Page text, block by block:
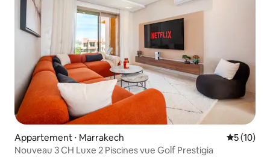
Appartement ⋅ Marrakech
5 (10)
Nouveau 3 CH Luxe 2 Piscines vue Golf Prestigia